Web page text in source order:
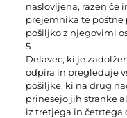
naslovljena, razen če
prejemnika te poštne
pošiljko z njegovimi
5
Delavec, ki je
odpira in pregleduje
pošiljke, ki na drug
prinesejo jih stranke
iz tretjega in četrtega